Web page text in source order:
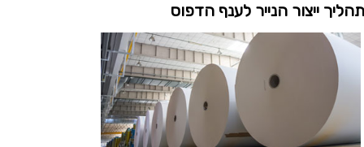
תהליך ייצור הנייר לענף הדפוס